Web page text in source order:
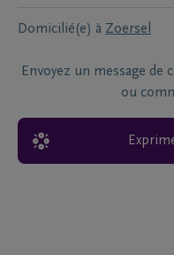
Domicilié(e) à Zoersel
Envoyez un message de
ou